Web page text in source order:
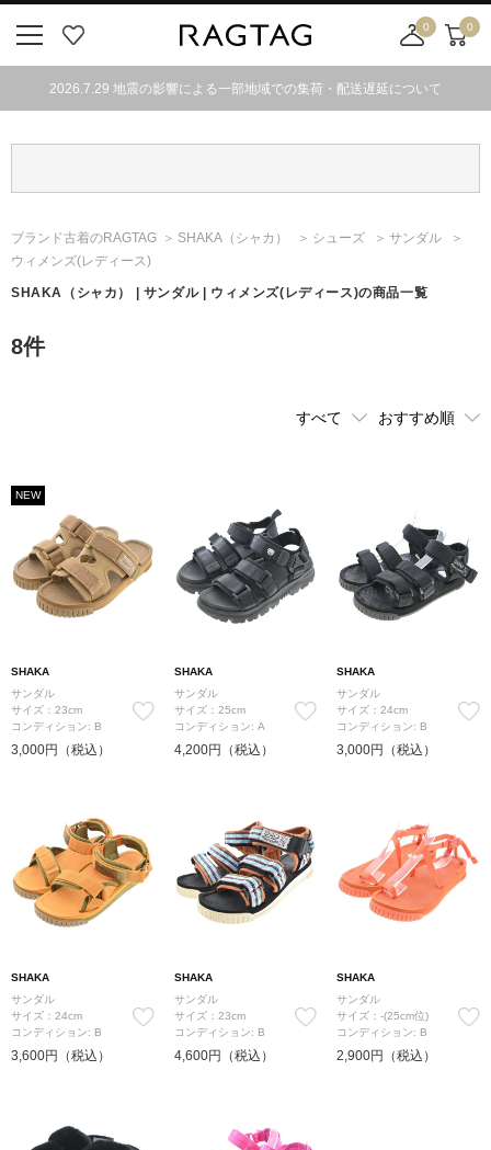
気
0
舗
カ
ト
0
2026.7.29 地震の影響による一部地域での集荷・配送遅延について
ブランド古着のRAGTAG SHAKA （シャカ） シューズ
サンダル
ウィメンズ(レディース)
SHAKA （シャカ） | サンダル | ウィメンズ(レディース)の商品一覧
8件
NEW
SHAKA
サンダル
サイズ：23cm
コンディション: B
3,000円（税込）
SHAKA
サンダル
サイズ：25cm
コンディション: A
4,200円（税込）
SHAKA
サンダル
サイズ：24cm
コンディション: B
3,000円（税込）
SHAKA
サンダル
サイズ：24cm
コンディション: B
3,600円（税込）
SHAKA
サンダル
サイズ：23cm
コンディション: B
4,600円（税込）
SHAKA
サンダル
サイズ：-(25cm位)
コンディション: B
2,900円（税込）